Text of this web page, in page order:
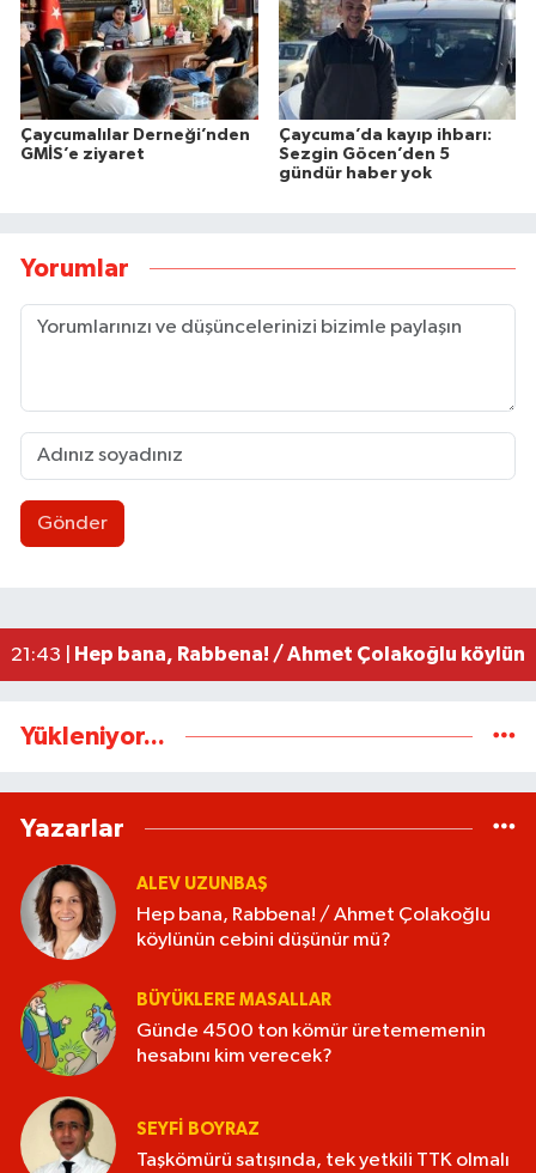
Çaycumalılar Derneği’nden
GMİS’e ziyaret
Çaycuma’da kayıp ihbarı:
Sezgin Göcen’den 5
gündür haber yok
Yorumlar
Gönder
13:43 |9 Yaşındaki çocuk için acil kan aranıyor
21:43 |
Hep bana, Rabbena! / Ahmet Çolakoğlu
Yükleniyor...
Yazarlar
ALEV UZUNBAŞ
Hep bana, Rabbena! / Ahmet Çolakoğlu
köylünün cebini düşünür mü?
BÜYÜKLERE MASALLAR
Günde 4500 ton kömür üretememenin
hesabını kim verecek?
SEYFI BOYRAZ
Taşkömürü satışında, tek yetkili TTK olmalı